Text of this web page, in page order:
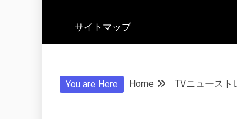
サイトマップ
You are Here Home TVニュースト